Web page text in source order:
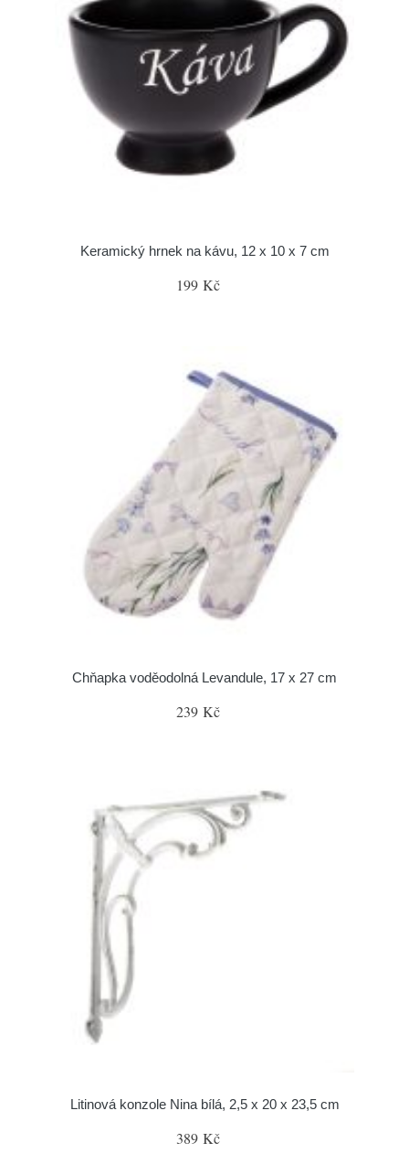
Keramický hrnek na kávu, 12 x 10 x 7 cm
199 Kč
Chňapka voděodolná Levandule, 17 x 27 cm
239 Kč
Litinová konzole Nina bílá, 2,5 x 20 x 23,5 cm
389 Kč